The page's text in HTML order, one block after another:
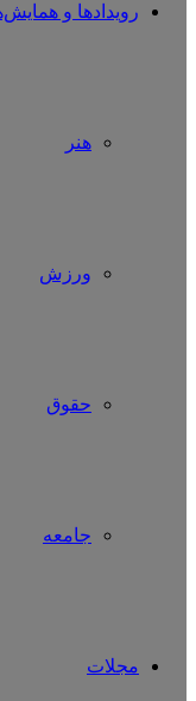
رویدادها و
هنر
ورزش
حقوق
جامعه
مجلات